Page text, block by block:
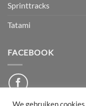
Sprinttracks
Tatami
FACEBOOK
We gebruiken